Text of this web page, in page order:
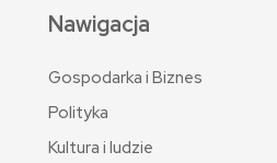
Nawigacja
Gospodarka i Biznes
Polityka
Kultura i ludzie